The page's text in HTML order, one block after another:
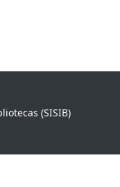
(SISIB)